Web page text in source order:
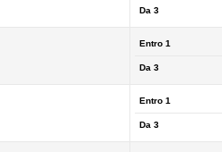
Da 3
Entro 1
Da 3
Entro 1
Da 3